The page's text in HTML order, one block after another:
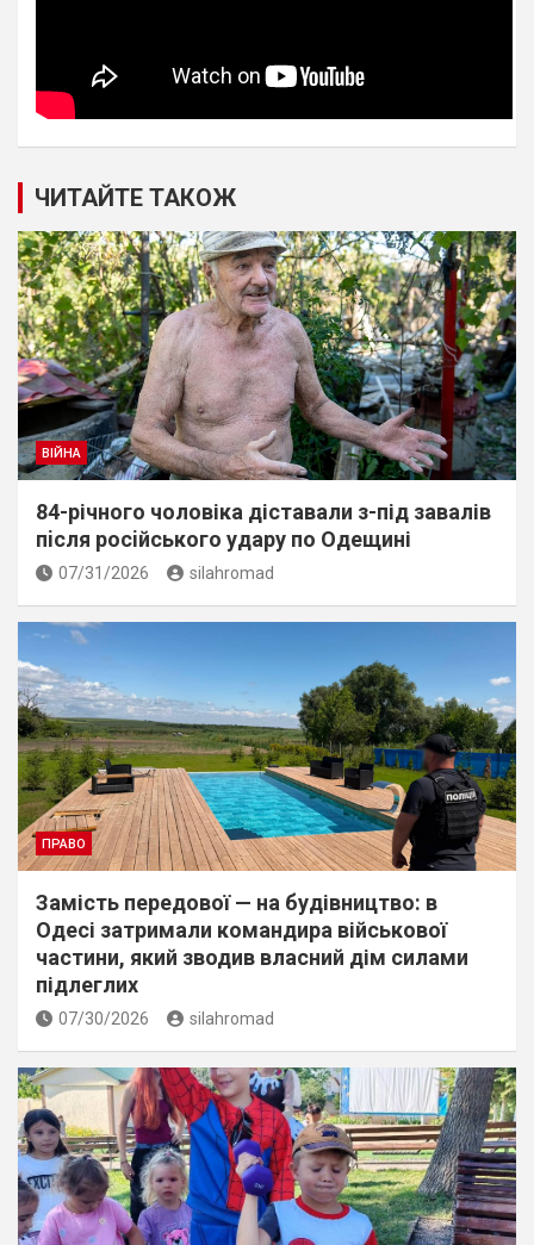
ЧИТАЙТЕ ТАКОЖ
ВІЙНА
84-річного чоловіка діставали з-під завалів
пiсля росiйського удару по Одещині
07/31/2026 silahromad
ПРАВО
Замість передової — на будівництво: в
Одесі затримали командира військової
частини, який зводив власний дім силами
підлеглих
07/30/2026 silahromad